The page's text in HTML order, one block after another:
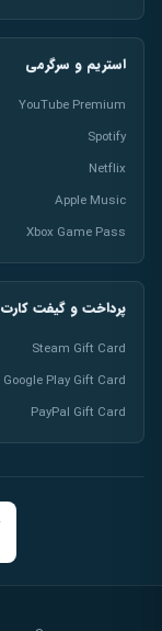
استریم و سرگرمی
YouTube Premium
Spotify
Netflix
Apple Music
Xbox Game Pass
پرداخت و گیفت کارت
Steam Gift Card
Google Play Gift Card
PayPal Gift Card